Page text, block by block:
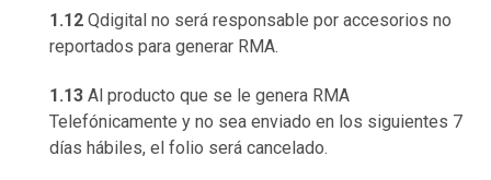
1.12 Qdigital no será responsable por accesorios no
reportados para generar RMA.
1.13 Al producto que se le genera RMA
Telefónicamente y no sea enviado en los siguientes 7
días hábiles, el folio será cancelado.